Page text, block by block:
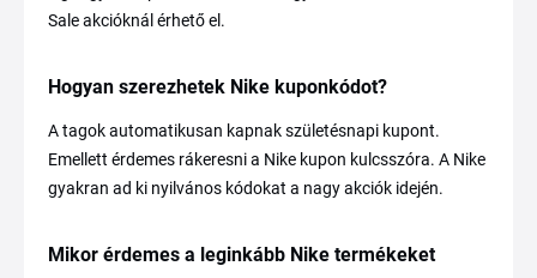
Sale akcióknál érhető el.
Hogyan szerezhetek Nike kuponkódot?
A tagok automatikusan kapnak születésnapi kupont.
Emellett érdemes rákeresni a Nike kupon kulcsszóra. A Nike
gyakran ad ki nyilvános kódokat a nagy akciók idején.
Mikor érdemes a leginkább Nike termékeket